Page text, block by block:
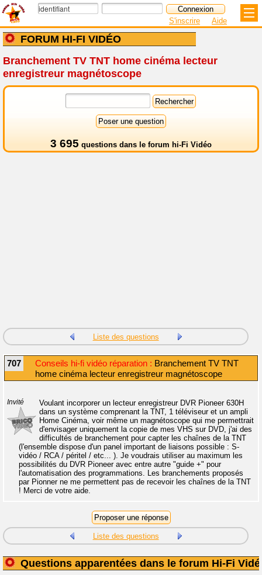
FORUM HI-FI VIDÉO
S'inscrire Aide
Branchement TV TNT home cinéma lecteur
enregistreur magnétoscope
3 695 questions dans le forum hi-Fi Vidéo
Liste des questions
707 Conseils hi-fi vidéo réparation : Branchement TV TNT
home cinéma lecteur enregistreur magnétoscope
Invité
Voulant incorporer un lecteur enregistreur DVR Pioneer 630H
dans un système comprenant la TNT, 1 téléviseur et un ampli
Home Cinéma, voir même un magnétoscope qui me permettrait
d'envisager uniquement la copie de mes VHS sur DVD, j'ai des
difficultés de branchement pour capter les chaînes de la TNT
(l'ensemble dispose d'un panel important de liaisons possible : S-
vidéo / RCA / péritel / etc... ). Je voudrais utiliser au maximum les
possibilités du DVR Pioneer avec entre autre "guide +" pour
l'automatisation des programmations. Les branchements proposés
par Pionner ne me permettent pas de recevoir les chaînes de la TNT
! Merci de votre aide.
Liste des questions
Questions apparentées dans le forum Hi-Fi